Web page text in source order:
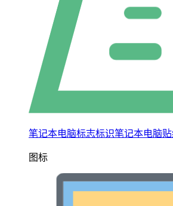
笔记本电脑标志标识笔记本电脑
图标